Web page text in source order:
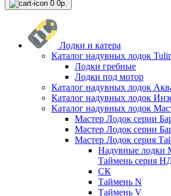
0 0р.
Лодки и катера
Каталог надувных лодок
Лодки гребные
Лодки под мотор
Каталог надувных лодок
Каталог надувных лодок
Каталог надувных лодок
Мастер Лодок серии
Мастер Лодок серии
Мастер Лодок серия
Надувные лодки
Таймень серия
СК
Таймень N
Таймень V